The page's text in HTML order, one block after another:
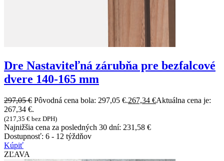
Dre Nastaviteľná zárubňa pre bezfalcové
dvere 140-165 mm
297,05€ Pôvodná cena bola: 297,05 €.267,34 €Aktuálna cena je:
267,34 €.
(217,35 € bez DPH)
Najnižšia cena za posledných 30 dní: 231,58 €
Dostupnosť: 6 - 12 týždňov
Kúpiť
ZĽAVA